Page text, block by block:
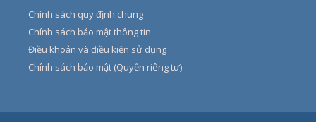
Chính sách quy định chung
Chính sách bảo mật thông tin
Điều khoản và điều kiện sử dụng
Chính sách bảo mật (Quyền riêng tư)